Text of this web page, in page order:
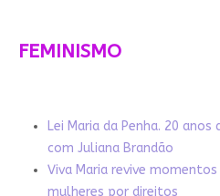
FEMINISMO
Lei Maria da Penha. 20
com Juliana Brandão
Viva Maria revive
mulheres por direitos